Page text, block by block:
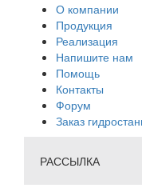
О компании
Продукция
Реализация
Напишите нам
Помощь
Контакты
Форум
Заказ
РАССЫЛКА